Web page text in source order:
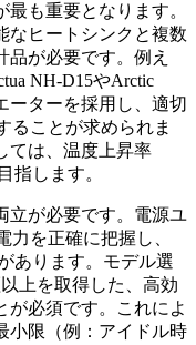
も重要となります。
なヒートシンクと複数
が必要です。例え
NH-D15やArctic
ーターを採用し、適切
ることが求められま
ては、温度上昇率
指します。
立が必要です。電源ユ
力を正確に把握し、
あります。モデル選
上を取得した、高効
が必須です。これによ
小限（例：アイドル時